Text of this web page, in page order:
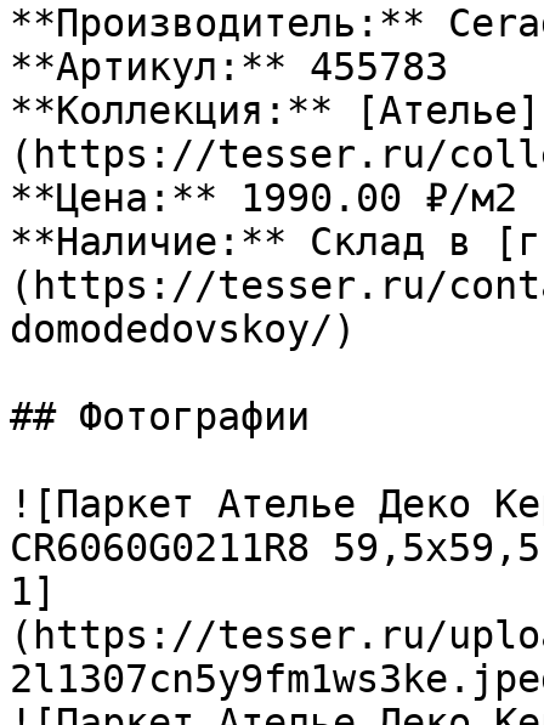
**Производитель:**
**Артикул:** 455783
**Коллекция:** [Ателье]
(https://tesser.ru/
**Цена:** 1990.00 ₽/м2
**Наличие:** Склад в
(https://tesser.ru/
domodedovskoy/)
## Фотографии
![Паркет Ателье Деко
CR6060G0211R8
1]
(https://tesser.ru/